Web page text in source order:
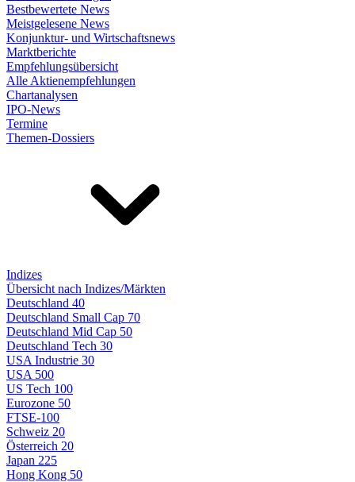
Bestbewertete News
Meistgelesene News
Konjunktur- und Wirtschaftsnews
Marktberichte
Empfehlungsübersicht
Alle Aktienempfehlungen
Chartanalysen
IPO-News
Termine
Themen-Dossiers
Indizes
Übersicht nach Indizes/Märkten
Deutschland 40
Deutschland Small Cap 70
Deutschland Mid Cap 50
Deutschland Tech 30
USA Industrie 30
USA 500
US Tech 100
Eurozone 50
FTSE-100
Schweiz 20
Österreich 20
Japan 225
Hong Kong 50